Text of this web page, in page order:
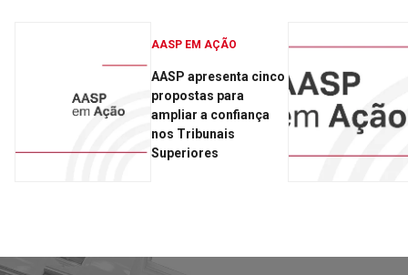
AASP EM AÇÃO
AASP apresenta cinco
propostas para
ampliar a confiança
nos Tribunais
Superiores